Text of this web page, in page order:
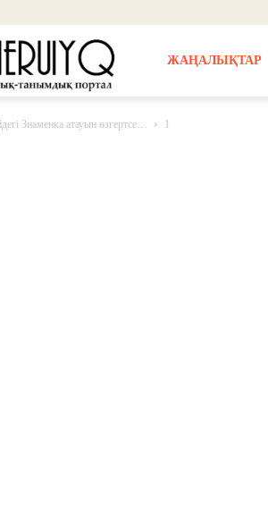
ЖАҢАЛЫҚТАР
Знаменка атауын өзгертсе… 1